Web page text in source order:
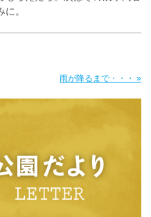
。
雨が降るまで・・・ »